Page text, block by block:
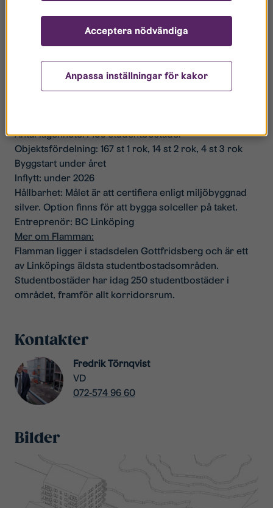
universitet, bygger Stångåstaden totalt över 1000
Området har en blandad karaktär. Förutom bostäder
finns olika typer av verksamheter, träningsanläggning,
Antal lägenheter: 185 studentbostäder
Objektsfördelning: 167 st 1 rok, 14 st 2 rok, 4 st 3 rok
Byggstart under året
Inflytt: under 2026
Hållbarhet: Målet är att certifiera enligt miljöbyggnad
silver. Option finns för att bygga solceller på taket.
Entreprenör: BC Linköping
Mer om Flamman:
Flamman ligger i stadsdelen Gottfridsberg och är ett
av Linköpings äldsta studentbostadsområden.
Studentbostäder har idag 250 studentbostäder i
området, framför allt korridorsrum.
Kontakter
Fredrik Törnqvist
VD
072-574 96 60
Bilder
Anpassa inställningar för kakor
Acceptera nödvändiga